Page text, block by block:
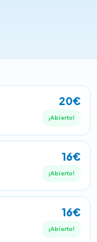
20€
¡Abierto!
16€
¡Abierto!
16€
¡Abierto!